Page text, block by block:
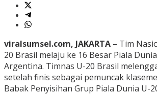
viralsumsel.com, JAKARTA – Tim
20 Brasil melaju ke 16 Besar Piala
Argentina. Timnas U-20 Brasil
setelah finis sebagai pemuncak
Babak Penyisihan Grup Piala Dunia U-